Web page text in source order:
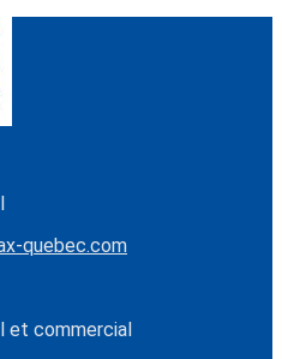
quebec.com
et commercial